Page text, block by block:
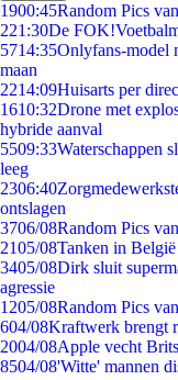
1900:45Random Pics
221:30De
5714:35Onlyfans-model
maan
2214:09Huisarts per
1610:32Drone met
hybride aanval
5509:33Waterschappen
leeg
2306:40
ontslagen
3706/08Random Pics
2105/08Tanken in
3405/08Dirk sluit
agressie
1205/08Random Pics
604/08Kraftwerk brengt
2004/08Apple vecht
8504/08'Witte' mannen